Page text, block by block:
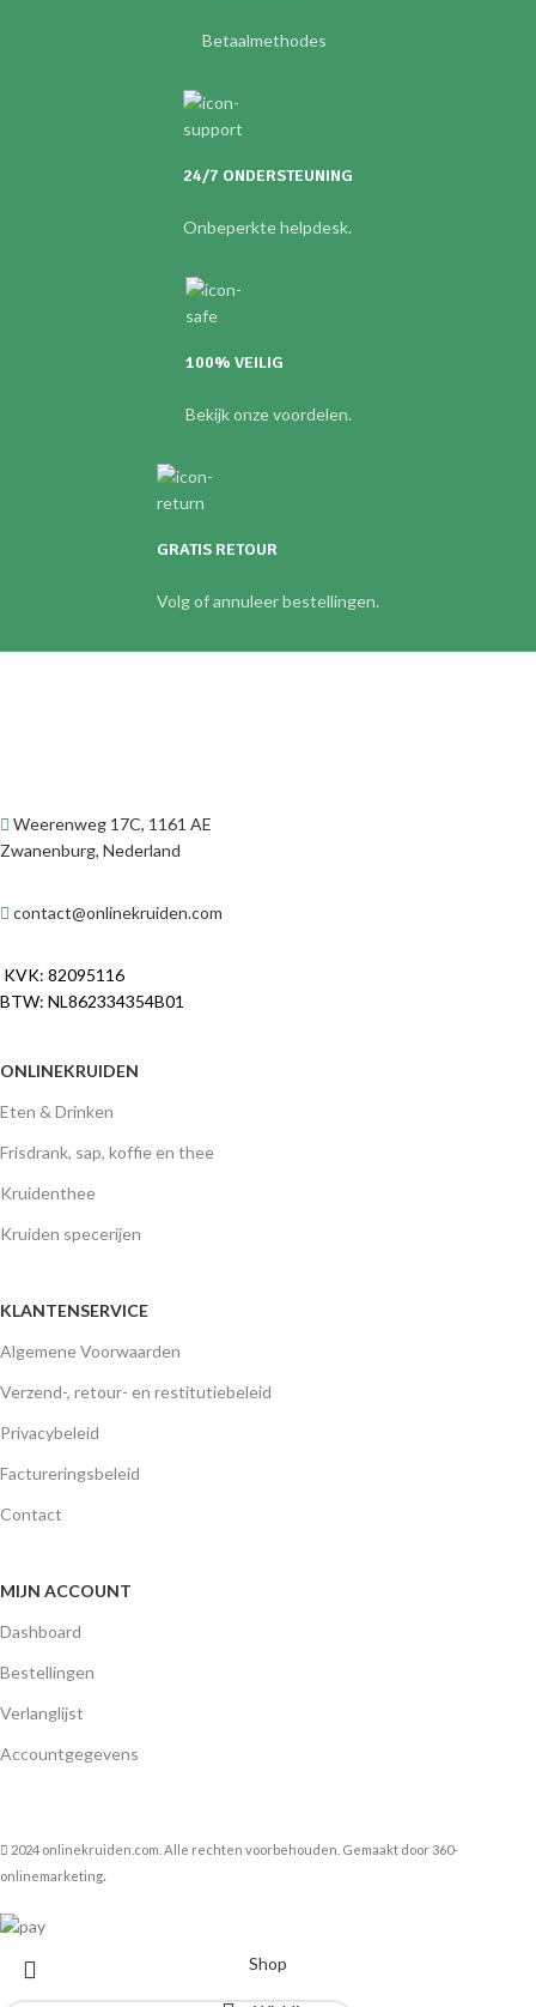
Betaalmethodes
24/7 ONDERSTEUNING
Onbeperkte helpdesk.
100% VEILIG
Bekijk onze voordelen.
GRATIS RETOUR
Volg of annuleer bestellingen.
Weerenweg 17C, 1161 AE
Zwanenburg, Nederland
contact@onlinekruiden.com
KVK: 82095116
BTW: NL862334354B01
ONLINEKRUIDEN
Eten & Drinken
Frisdrank, sap, koffie en thee
Kruidenthee
Kruiden specerijen
KLANTENSERVICE
Algemene Voorwaarden
Verzend-, retour- en restitutiebeleid
Privacybeleid
Factureringsbeleid
Contact
MIJN ACCOUNT
Dashboard
Bestellingen
Verlanglijst
Accountgegevens
2024 onlinekruiden.com. Alle rechten voorbehouden. Gemaakt door360-
onlinemarketing.
Shop